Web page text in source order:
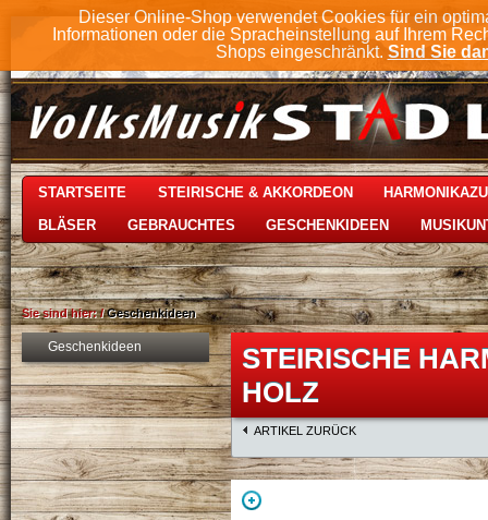
Dieser Online-Shop verwendet Cookies für ein
Informationen oder die Spracheinstellung auf Ihrem
Shops eingeschränkt. Sind Sie
STARTSEITE STEIRISCHE & AKKORDEON
BLÄSER GEBRAUCHTES GESCHENKIDEEN
Sie sind hier:/Geschenkideen
Geschenkideen
STEIRISCHE
HOLZ
ARTIKEL ZURÜCK